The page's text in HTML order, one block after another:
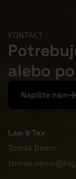
KONTAKT
alebo
Napíšte nám
Law & Tax
Tomáš Demo